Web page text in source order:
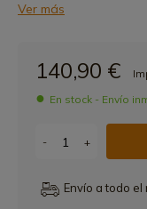
Ver más
140,90 €
En stock - Envío
- +
Envío a todo el